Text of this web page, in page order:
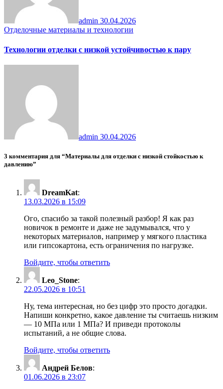
admin 30.04.2026
Отделочные материалы и технологии
Технологии отделки с низкой устойчивостью к пару
admin 30.04.2026
3 комментария для “Материалы для отделки с низкой стойкостью к
давлению”
DreamKat:
13.03.2026 в 15:09
Ого, спасибо за такой полезный разбор! Я как раз
новичок в ремонте и даже не задумывался, что у
некоторых материалов, например у мягкого пластика
или гипсокартона, есть ограничения по нагрузке.
Войдите, чтобы ответить
Leo_Stone:
22.05.2026 в 10:51
Ну, тема интересная, но без цифр это просто догадки.
Напиши конкретно, какое давление ты считаешь низким
— 10 МПа или 1 МПа? И приведи протоколы
испытаний, а не общие слова.
Войдите, чтобы ответить
Андрей Белов:
01.06.2026 в 23:07